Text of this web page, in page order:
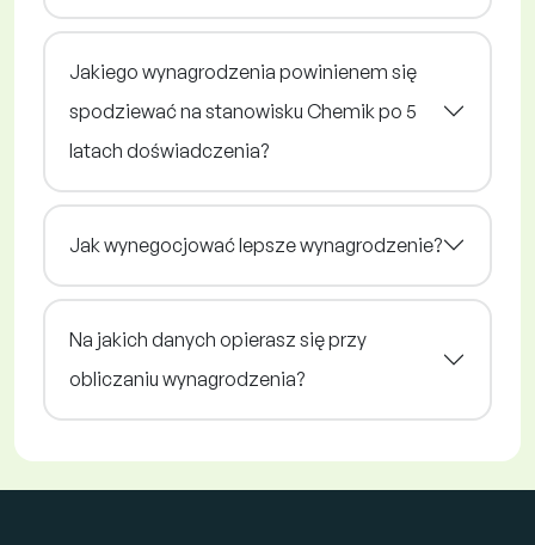
Jakiego wynagrodzenia powinienem się
spodziewać na stanowisku Chemik po 5
latach doświadczenia?
Jak wynegocjować lepsze wynagrodzenie?
Na jakich danych opierasz się przy
obliczaniu wynagrodzenia?